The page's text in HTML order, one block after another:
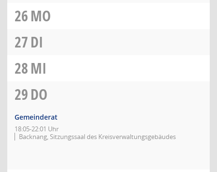
26MO
27DI
28MI
29DO
Gemeinderat
18:05-22:01 Uhr
Backnang, Sitzungssaal des Kreisverwaltungsgebäudes